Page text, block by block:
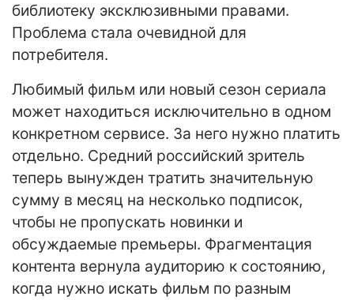
библиотеку эксклюзивными правами.
Проблема стала очевидной для
потребителя.
Любимый фильм или новый сезон сериала
может находиться исключительно в одном
конкретном сервисе. За него нужно платить
отдельно. Средний российский зритель
теперь вынужден тратить значительную
сумму в месяц на несколько подписок,
чтобы не пропускать новинки и
обсуждаемые премьеры. Фрагментация
контента вернула аудиторию к состоянию,
когда нужно искать фильм по разным